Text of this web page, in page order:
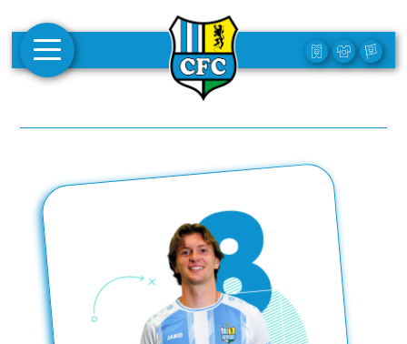
FRAUEN
CAMPUS
CLUB
CLUBMITGLIEDSCHAFT